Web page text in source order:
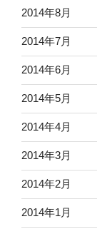
2014年8月
2014年7月
2014年6月
2014年5月
2014年4月
2014年3月
2014年2月
2014年1月